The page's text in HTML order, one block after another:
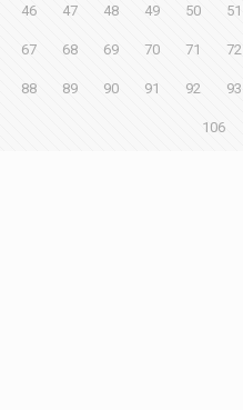
46 47 48 49 50 51
67 68 69 70 71 72
88 89 90 91 92 93
106